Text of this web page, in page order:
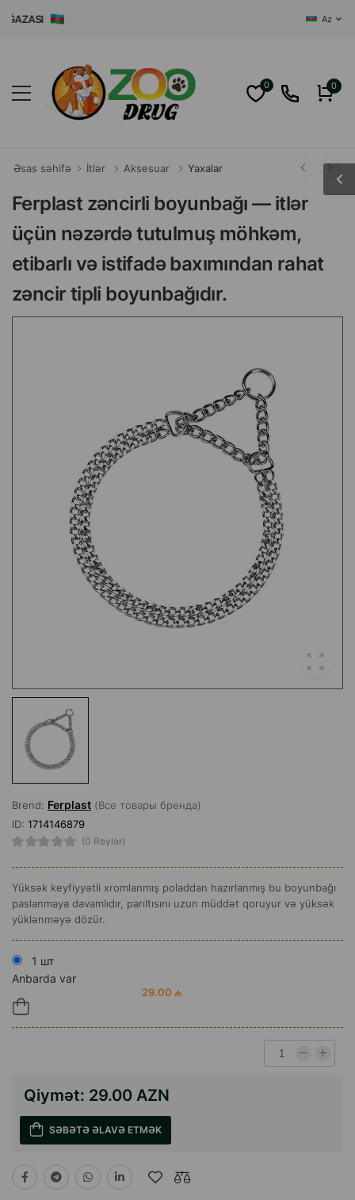
Az
0 0
Əsas səhifə İtlər Aksesuar Yaxalar
Ferplast zəncirli boyunbağı — itlər
üçün nəzərdə tutulmuş möhkəm,
etibarlı və istifadə baxımından rahat
zəncir tipli boyunbağıdır.
Brend: Ferplast (Все товары бренда)
ID: 1714146879
(0 Rəylər)
Yüksək keyfiyyətli xromlanmış poladdan hazırlanmış bu boyunbağı
paslanmaya davamlıdır, parıltısını uzun müddət qoruyur və yüksək
yüklənməyə dözür.
1 шт
Anbarda var
29.00 ₼
Qiymət: 29.00 AZN
SƏBƏTƏ ƏLAVƏ ETMƏK